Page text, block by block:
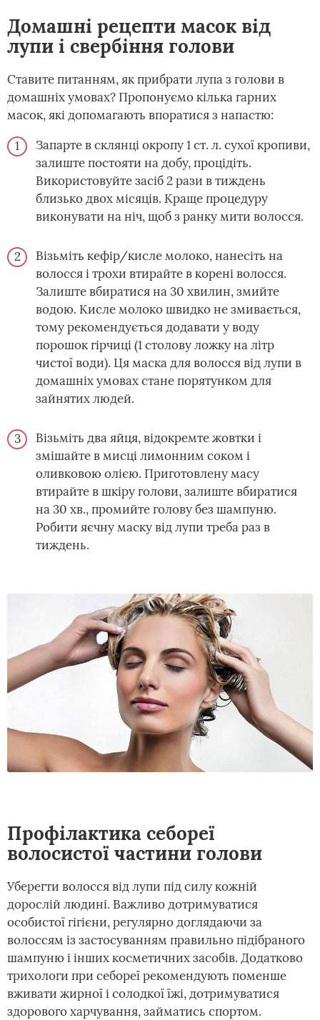
Домашні рецепти масок від
лупи і свербіння голови
Ставите питанням, як прибрати лупа з голови в
домашніх умовах? Пропонуємо кілька гарних
масок, які допомагають впоратися з напастю:
Запарте в склянці окропу 1 ст. л. сухої кропиви,
залиште постояти на добу, процідіть.
Використовуйте засіб 2 рази в тиждень
близько двох місяців. Краще процедуру
виконувати на ніч, щоб з ранку мити волосся.
Візьміть кефір/кисле молоко, нанесіть на
волосся і трохи втирайте в корені волосся.
Залиште вбиратися на 30 хвилин, змийте
водою. Кисле молоко швидко не змивається,
тому рекомендується додавати у воду
порошок гірчиці (1 столову ложку на літр
чистої води). Ця маска для волосся від лупи в
домашніх умовах стане порятунком для
зайнятих людей.
Візьміть два яйця, відокремте жовтки і
змішайте в мисці лимонним соком і
оливковою олією. Приготовлену масу
втирайте в шкіру голови, залиште вбиратися
на 30 хв., промийте голову без шампуню.
Робити яєчну маску від лупи треба раз в
тиждень.
Профілактика себореї
волосистої частини голови
Уберегти волосся від лупи під силу кожній
дорослій людині. Важливо дотримуватися
особистої гігієни, регулярно доглядаючи за
волоссям із застосуванням правильно підібраного
шампуню і інших косметичних засобів. Додатково
трихологи при себореї рекомендують поменше
вживати жирної і солодкої їжі, дотримуватися
здорового харчування, займатись спортом.